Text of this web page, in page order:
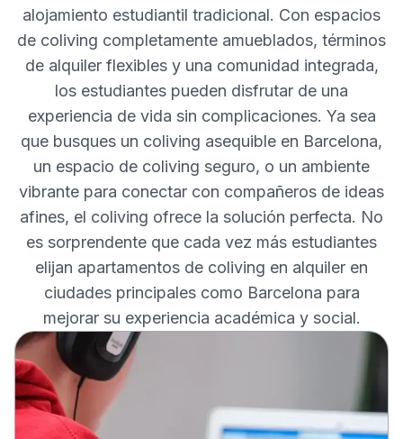
alojamiento estudiantil tradicional. Con espacios
de coliving completamente amueblados, términos
de alquiler flexibles y una comunidad integrada,
los estudiantes pueden disfrutar de una
experiencia de vida sin complicaciones. Ya sea
que busques un coliving asequible en Barcelona,
un espacio de coliving seguro, o un ambiente
vibrante para conectar con compañeros de ideas
afines, el coliving ofrece la solución perfecta. No
es sorprendente que cada vez más estudiantes
elijan apartamentos de coliving en alquiler en
ciudades principales como Barcelona para
mejorar su experiencia académica y social.